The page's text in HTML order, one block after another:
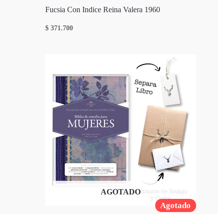
Fucsia Con Indice Reina Valera 1960
$ 371.700
Agotado
AGOTADO